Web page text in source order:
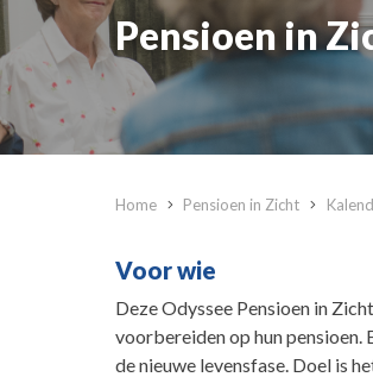
Pensioen in
Home Pensioen in Zicht
Voor wie
Deze Odyssee Pensioen in
voorbereiden op hun pensioen.
de nieuwe levensfase. Doel is